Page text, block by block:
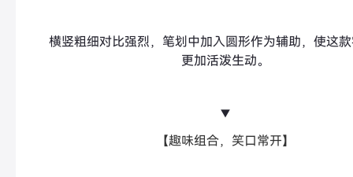
横竖粗细对比强烈，笔划中加入圆形作为辅助，使这
更加活泼生动。
▼
【趣味组合，笑口常开】